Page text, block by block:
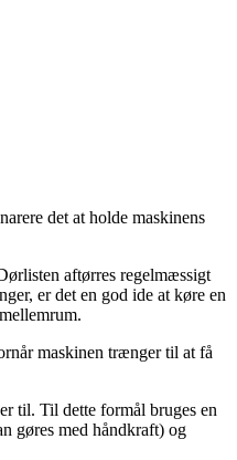
det at holde maskinens
aftørres regelmæssigt
er det en god ide at køre en
maskinen trænger til at få
til. Til dette formål bruges en
gøres med håndkraft) og